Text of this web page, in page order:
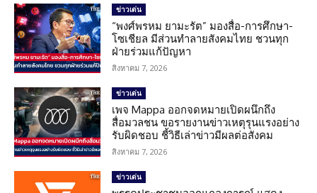
ข่าวเด่น
“พงศ์พรหม ยามะรัต” มองสื่อ-การศึกษา-
โซเชียล มีส่วนทำลายสังคมไทย ชวนทุก
ฝ่ายร่วมแก้ปัญหา
สิงหาคม 7, 2026
ข่าวเด่น
เพจ Mappa ออกจดหมายเปิดผนึกถึง
สื่อมวลชน ขอรายงานข่าวเหตุรุนแรงอย่าง
รับผิดชอบ ชี้วิธีเล่าข่าวมีผลต่อสังคม
สิงหาคม 7, 2026
ข่าวเด่น